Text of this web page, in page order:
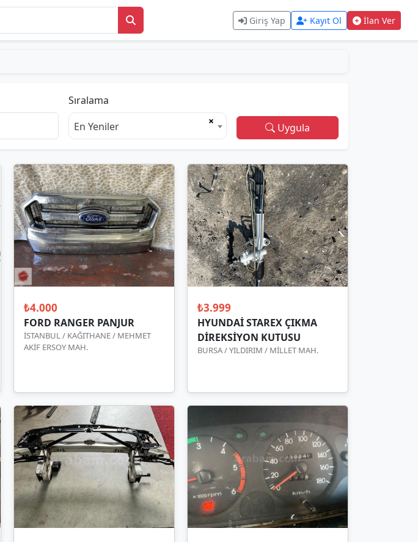
Giriş Yap Kayıt Ol İlan Ver
Sıralama
×
En Yeniler Uygula
₺4.000
FORD RANGER PANJUR
İSTANBUL / KAĞITHANE / MEHMET
AKİF ERSOY MAH.
₺3.999
HYUNDAİ STAREX ÇIKMA
DİREKSİYON KUTUSU
BURSA / YILDIRIM / MİLLET MAH.